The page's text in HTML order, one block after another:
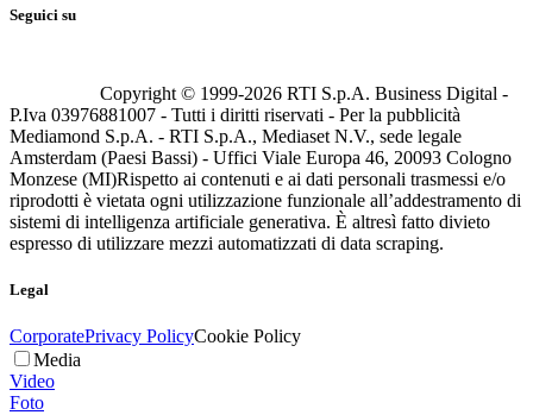
Seguici su
Copyright © 1999-2026 RTI S.p.A. Business Digital -
P.Iva 03976881007 - Tutti i diritti riservati - Per la pubblicità
Mediamond S.p.A. - RTI S.p.A., Mediaset N.V., sede legale
Amsterdam (Paesi Bassi) - Uffici Viale Europa 46, 20093 Cologno
Monzese (MI)Rispetto ai contenuti e ai dati personali trasmessi e/o
riprodotti è vietata ogni utilizzazione funzionale all’addestramento di
sistemi di intelligenza artificiale generativa. È altresì fatto divieto
espresso di utilizzare mezzi automatizzati di data scraping.
Legal
CorporatePrivacy PolicyCookie Policy
Media
Video
Foto